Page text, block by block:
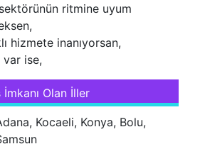
ritmine uyum
hizmete inanıyorsan,
ise,
İmkanı Olan İller
Kocaeli, Konya, Bolu,